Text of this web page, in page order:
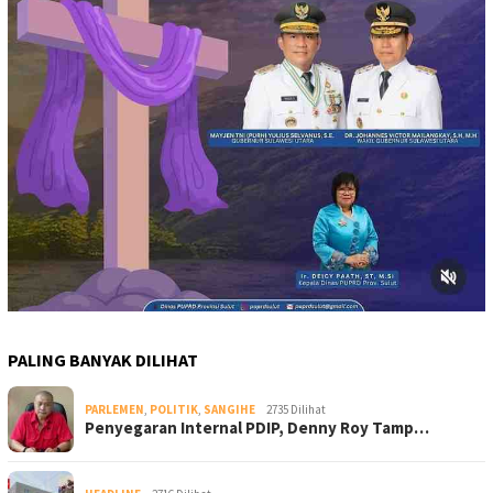
PALING BANYAK DILIHAT
PARLEMEN, POLITIK, SANGIHE 2735 Dilihat
Penyegaran Internal PDIP, Denny Roy Tamp…